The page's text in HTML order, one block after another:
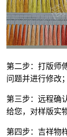
第二步：打版师
问题并进行修改；
第三步：远程确
给您，对样版实
第四步：吉祥物